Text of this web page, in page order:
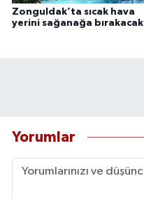
Zonguldak’ta sıcak hava
yerini sağanağa bırakacak
Yorumlar